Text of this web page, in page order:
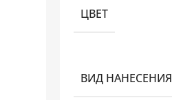
ЦВЕТ
ВИД НАНЕСЕНИЯ